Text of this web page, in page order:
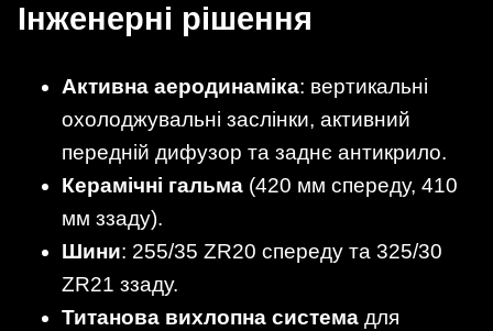
Інженерні рішення
Активна аеродинаміка: вертикальні
охолоджувальні заслінки, активний
передній дифузор та заднє антикрило.
Керамічні гальма (420 мм спереду, 410
мм ззаду).
Шини: 255/35 ZR20 спереду та 325/30
ZR21 ззаду.
Титанова вихлопна система для